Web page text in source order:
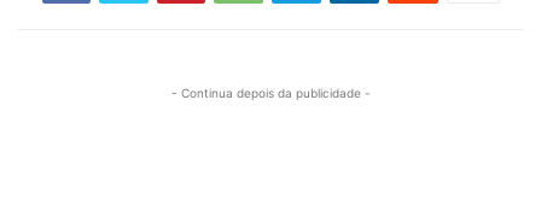
- Continua depois da publicidade -